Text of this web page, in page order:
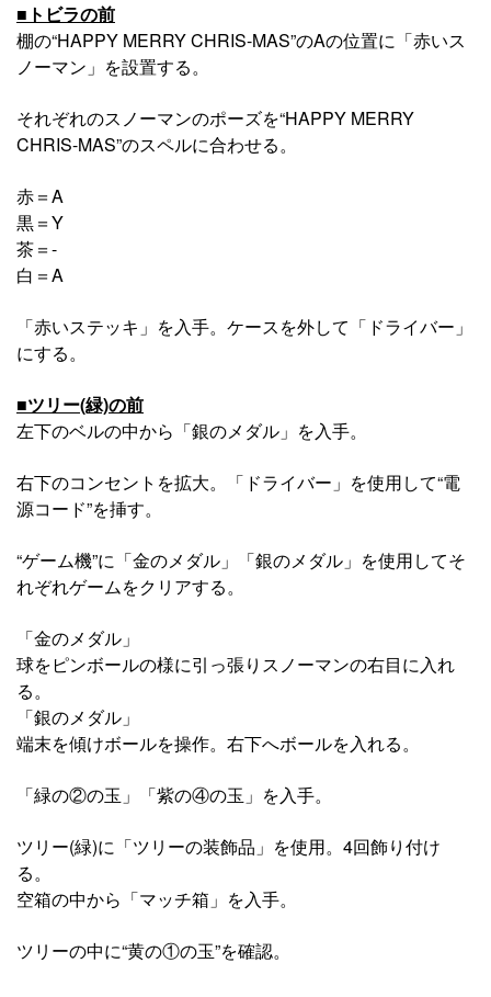
■トビラの前
棚の“HAPPY MERRY CHRIS-MAS”のAの位置に「赤いス
ノーマン」を設置する。
それぞれのスノーマンのポーズを“HAPPY MERRY
CHRIS-MAS”のスペルに合わせる。
赤＝A
黒＝Y
茶＝-
白＝A
「赤いステッキ」を入手。ケースを外して「ドライバー」
にする。
■ツリー(緑)の前
左下のベルの中から「銀のメダル」を入手。
右下のコンセントを拡大。「ドライバー」を使用して“電
源コード”を挿す。
“ゲーム機”に「金のメダル」「銀のメダル」を使用してそ
れぞれゲームをクリアする。
「金のメダル」
球をピンボールの様に引っ張りスノーマンの右目に入れ
る。
「銀のメダル」
端末を傾けボールを操作。右下へボールを入れる。
「緑の②の玉」「紫の④の玉」を入手。
ツリー(緑)に「ツリーの装飾品」を使用。4回飾り付け
る。
空箱の中から「マッチ箱」を入手。
ツリーの中に“黄の①の玉”を確認。